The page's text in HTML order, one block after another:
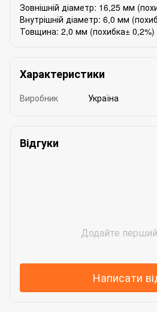
Зовнішній діаметр: 16,25 мм
Внутрішній діаметр: 6,0 мм
Товщина: 2,0 мм (похибка± 0,2%)
Характеристики
Виробник Україна
Відгуки
Додайте перший
Написати